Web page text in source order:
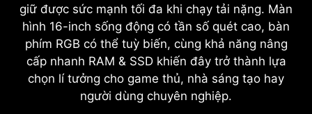
giữ được sức mạnh tối đa khi chạy tải nặng. Màn
hình 16-inch sống động có tần số quét cao, bàn
phím RGB có thể tuỳ biến, cùng khả năng nâng
cấp nhanh RAM & SSD khiến đây trở thành lựa
chọn lí tưởng cho game thủ, nhà sáng tạo hay
người dùng chuyên nghiệp.